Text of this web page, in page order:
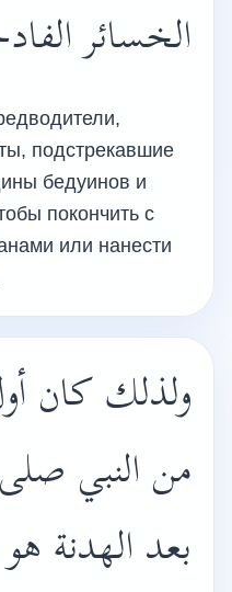
الخسائر
подстрекавшие
бедуинов и
покончить с
ولذلك كان
من النبي
بعد الهدنة